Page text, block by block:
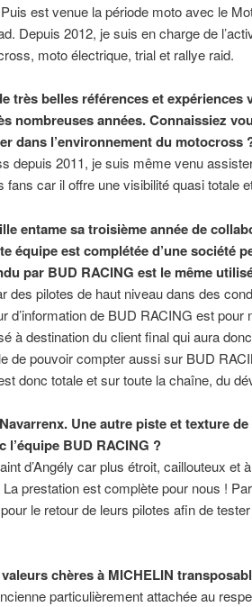
est venue la période moto avec le
Depuis 2012, je suis en charge de
moto électrique, trial et rallye raid.
très belles références et expériences
nombreuses années. Connaissiez
dans l’environnement du motocross
depuis 2011, je suis même venu
car il offre une visibilité quasi totale
entame sa troisième année de
équipe est complétée d’une société
par BUD RACING est le même
des pilotes de haut niveau dans des
d’information de BUD RACING est
à destination du client final qui aura
de pouvoir compter aussi sur BUD
donc totale et sur toute la chaîne, du
Une autre piste et texture
BUD RACING ?
d’Angély car plus étroit, caillouteux
prestation est complète pour nous !
le retour de leurs pilotes afin de
chères à MICHELIN
particulièrement attachée au